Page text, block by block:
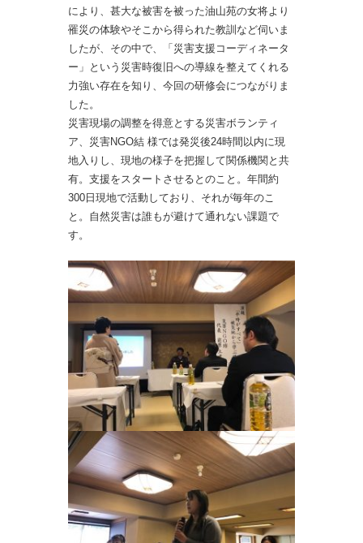
により、甚大な被害を被った油山苑の女将より
罹災の体験やそこから得られた教訓など伺いま
したが、その中で、「災害支援コーディネータ
ー」という災害時復旧への導線を整えてくれる
力強い存在を知り、今回の研修会につながりま
した。
災害現場の調整を得意とする災害ボランティ
ア、 災害NGO結 様では発災後24時間以内に現
地入りし、現地の様子を把握して関係機関と共
有。 支援をスタートさせるとのこと。年間約
300日現地で活動しており、それが毎年のこ
と。自然災害は誰もが避けて通れない課題で
す。